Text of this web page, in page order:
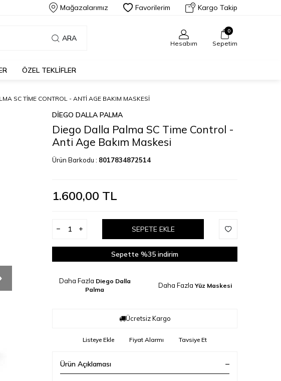
Mağazalarımız Favorilerim Kargo Takip
ARA
Hesabım
0
Sepetim
ÖZEL TEKLIFLER
SC TIME CONTROL - ANTI AGE BAKIM MASKESI
DIEGO DALLA PALMA
Diego Dalla Palma SC Time Control -
Anti Age Bakım Maskesi
Ürün Barkodu : 8017834872514
1.600,00 TL
SEPETE EKLE
Sepette %35 indirim
Daha Fazla Diego Dalla
Palma
Daha Fazla Yüz Maskesi
Ücretsiz Kargo
Listeye Ekle Fiyat Alarmı Tavsiye Et
Ürün Açıklaması